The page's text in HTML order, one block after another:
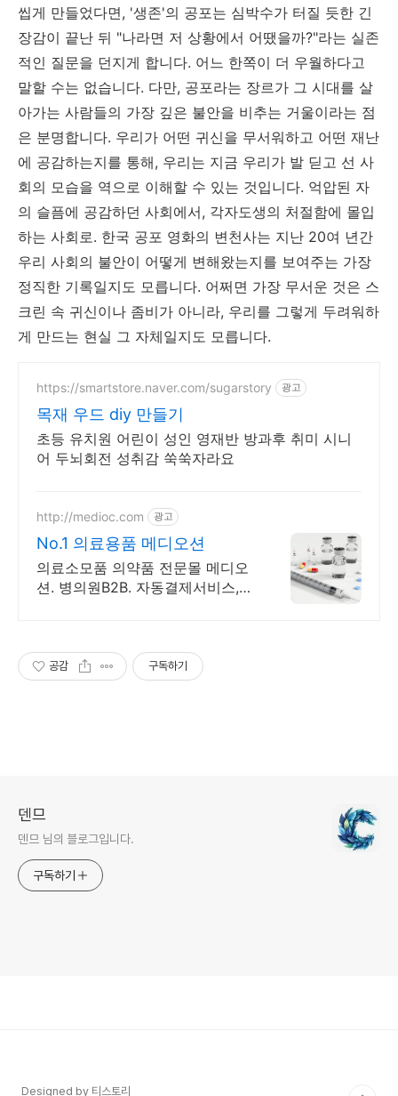
씹게 만들었다면, '생존'의 공포는 심박수가 터질 듯한 긴
장감이 끝난 뒤 "나라면 저 상황에서 어땠을까?"라는 실존
적인 질문을 던지게 합니다. 어느 한쪽이 더 우월하다고
말할 수는 없습니다. 다만, 공포라는 장르가 그 시대를 살
아가는 사람들의 가장 깊은 불안을 비추는 거울이라는 점
은 분명합니다. 우리가 어떤 귀신을 무서워하고 어떤 재난
에 공감하는지를 통해, 우리는 지금 우리가 발 딛고 선 사
회의 모습을 역으로 이해할 수 있는 것입니다. 억압된 자
의 슬픔에 공감하던 사회에서, 각자도생의 처절함에 몰입
하는 사회로. 한국 공포 영화의 변천사는 지난 20여 년간
우리 사회의 불안이 어떻게 변해왔는지를 보여주는 가장
정직한 기록일지도 모릅니다. 어쩌면 가장 무서운 것은 스
크린 속 귀신이나 좀비가 아니라, 우리를 그렇게 두려워하
게 만드는 현실 그 자체일지도 모릅니다.
https://smartstore.naver.com/sugarstory 광고
목재 우드 diy 만들기
초등 유치원 어린이 성인 영재반 방과후 취미 시니
어 두뇌회전 성취감 쑥쑥자라요
http://medioc.com 광고
No.1 의료용품 메디오션
의료소모품 의약품 전문몰 메디오
션. 병의원B2B. 자동결제서비스,
공감 구독하기
덴므
덴므 님의 블로그입니다.
구독하기
Designed by 티스토리